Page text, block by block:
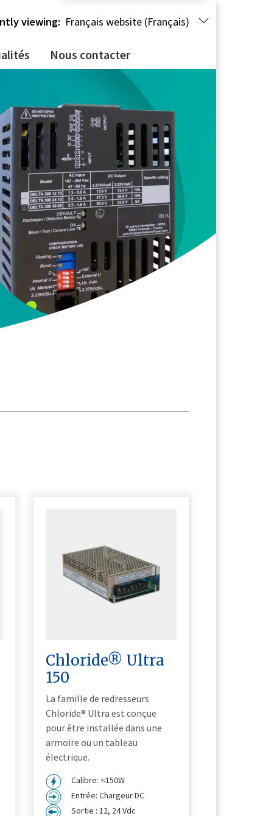
Nous contacter
viewing: Français website (Français)
Chloride® Ultra
150
La famille de redresseurs
Chloride® Ultra est conçue
pour être installée dans une
armoire ou un tableau
électrique.
Calibre: <150W
Entrée: Chargeur DC
Sortie : 12, 24 Vdc